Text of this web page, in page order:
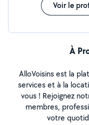
Voir le
À
AlloVoisins est la
services et à la
vous ! Rejoignez
membres,
votre